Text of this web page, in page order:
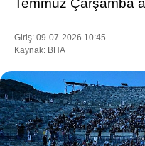
Temmuz Çarşamba
Giriş: 09-07-2026 10:45
Kaynak: BHA